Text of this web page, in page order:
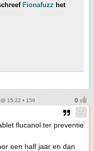
Fionafuzz het
15:22 • 159
flucanol ter preventie
een half jaar en dan